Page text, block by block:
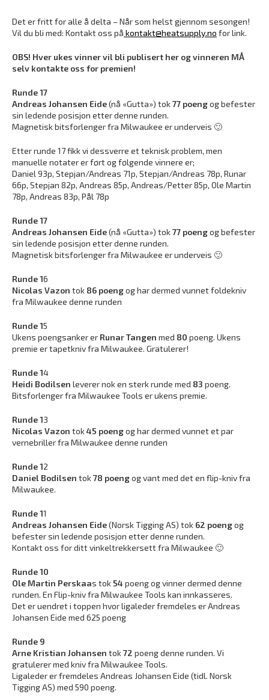
Det er fritt for alle å delta – Når som helst gjennom sesongen!
Vil du bli med: Kontakt oss på kontakt@heatsupply.no for link.
OBS! Hver ukes vinner vil bli publisert her og vinneren MÅ
selv kontakte oss for premien!
Runde 17
Andreas Johansen Eide(nå «Gutta») tok 77 poengog befester
sin ledende posisjon etter denne runden.
Magnetisk bitsforlenger fra Milwaukee er underveis 🙂
Etter runde 17 fikk vi dessverre et teknisk problem, men
manuelle notater er ført og følgende vinnere er;
Daniel 93p, Stepjan/Andreas 71p, Stepjan/Andreas 78p, Runar
66p, Stepjan 82p, Andreas 85p, Andreas/Petter 85p, Ole Martin
78p, Andreas 83p, Pål 78p
Runde 17
Andreas Johansen Eide(nå «Gutta») tok 77 poengog befester
sin ledende posisjon etter denne runden.
Magnetisk bitsforlenger fra Milwaukee er underveis 🙂
Runde 16
Nicolas Vazon tok 86 poengog har dermed vunnet foldekniv
fra Milwaukee denne runden
Runde 15
Ukens poengsanker er Runar Tangen med 80 poeng. Ukens
premie er tapetkniv fra Milwaukee. Gratulerer!
Runde 14
Heidi Bodilsen leverer nok en sterk runde med 83 poeng.
Bitsforlenger fra Milwaukee Tools er ukens premie.
Runde 13
Nicolas Vazon tok 45 poengog har dermed vunnet et par
vernebriller fra Milwaukee denne runden
Runde 12
Daniel Bodilsen tok 78 poengog vant med det en flip-kniv fra
Milwaukee.
Runde 11
Andreas Johansen Eide(Norsk Tigging AS) tok 62 poengog
befester sin ledende posisjon etter denne runden.
Kontakt oss for ditt vinkeltrekkersett fra Milwaukee 🙂
Runde 10
Ole Martin Perskaas tok 54 poeng og vinner dermed denne
runden. En Flip-kniv fra Milwaukee Tools kan innkasseres.
Det er uendret i toppen hvor ligaleder fremdeles er Andreas
Johansen Eide med 625 poeng
Runde 9
Arne Kristian Johansen tok 72 poeng denne runden. Vi
gratulerer med kniv fra Milwaukee Tools.
Ligaleder er fremdeles Andreas Johansen Eide (tidl. Norsk
Tigging AS) med 590 poeng.